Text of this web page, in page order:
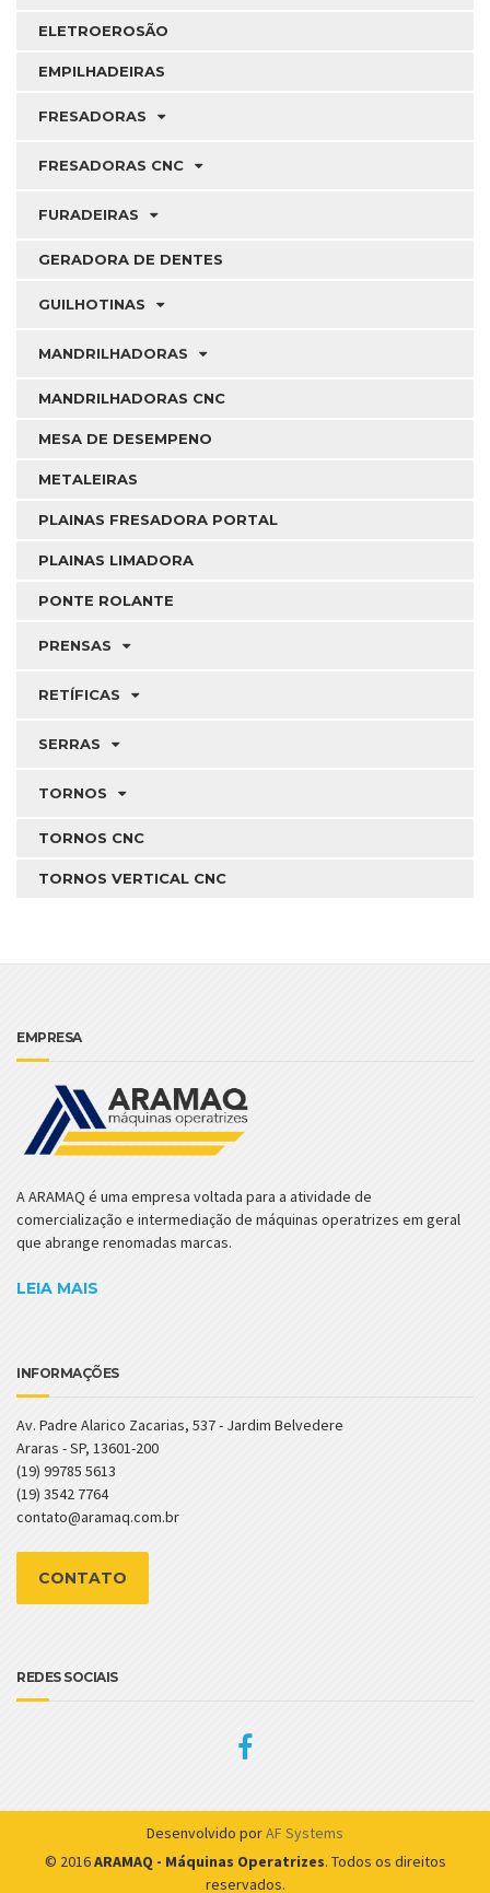
ELETROEROSÃO
EMPILHADEIRAS
FRESADORAS
FRESADORAS CNC
FURADEIRAS
GERADORA DE DENTES
GUILHOTINAS
MANDRILHADORAS
MANDRILHADORAS CNC
MESA DE DESEMPENO
METALEIRAS
PLAINAS FRESADORA PORTAL
PLAINAS LIMADORA
PONTE ROLANTE
PRENSAS
RETÍFICAS
SERRAS
TORNOS
TORNOS CNC
TORNOS VERTICAL CNC
EMPRESA
A ARAMAQ é uma empresa voltada para a atividade de
comercialização e intermediação de máquinas operatrizes em geral
que abrange renomadas marcas.
LEIA MAIS
INFORMAÇÕES
Av. Padre Alarico Zacarias, 537 - Jardim Belvedere
Araras - SP, 13601-200
(19) 99785 5613
(19) 3542 7764
contato@aramaq.com.br
CONTATO
REDES SOCIAIS
Desenvolvido porAF Systems
© 2016ARAMAQ - Máquinas Operatrizes. Todos os direitos
reservados.